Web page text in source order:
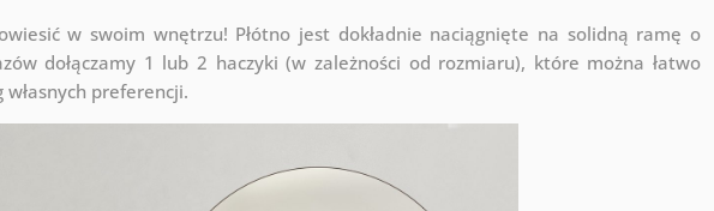
w swoim wnętrzu! Płótno jest dokładnie naciągnięte na solidną ramę o
dołączamy 1 lub 2 haczyki (w zależności od rozmiaru), które można łatwo
własnych preferencji.